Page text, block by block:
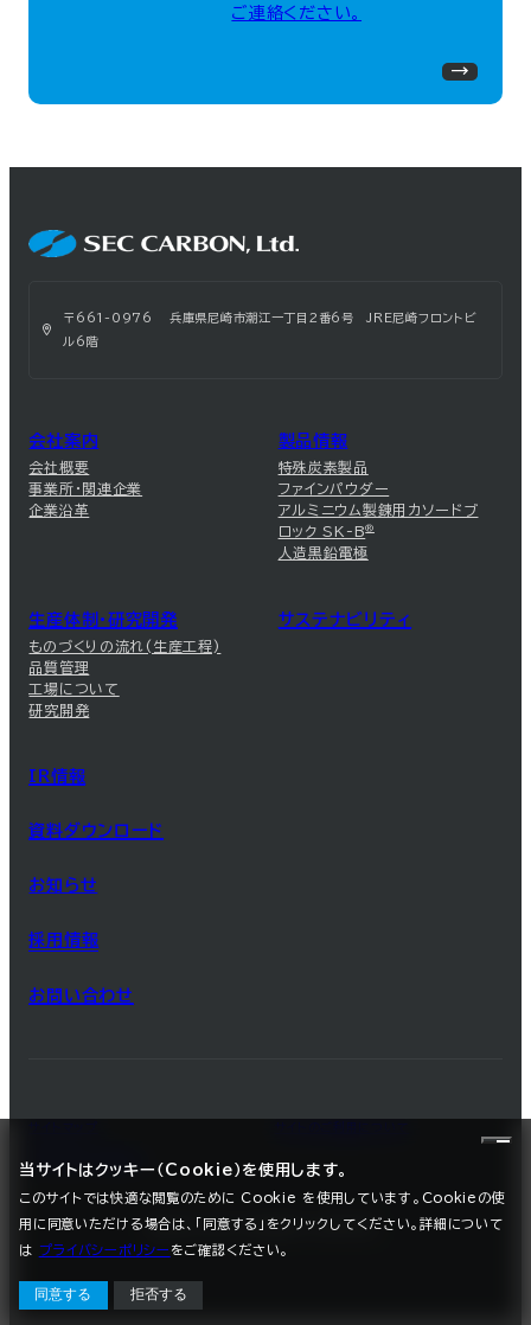
ご連絡ください。
〒661-0976 兵庫県尼崎市潮江一丁目2番6号 JRE尼崎フロントビ
ル6階
会社案内
会社概要
事業所・関連企業
企業沿革
製品情報
特殊炭素製品
ファインパウダー
アルミニウム製錬用カソードブ
ロック SK-B®
人造黒鉛電極
生産体制・研究開発
ものづくりの流れ(生産工程)
品質管理
工場について
研究開発
サステナビリティ
IR情報
資料ダウンロード
お知らせ
採用情報
お問い合わせ
©2025 SEC CARBON, LIMITED.
当サイトはクッキー（Cookie）を使用します。
このサイトでは快適な閲覧のために Cookie を使用しています。Cookieの使
用に同意いただける場合は、「同意する」をクリックしてください。詳細について
は
プライバシーポリシー をご確認ください。
同意する 拒否する